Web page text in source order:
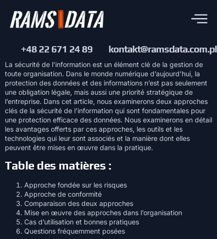
+48 22 671 24 89 kontakt@ramsdata.com.pl
La sécurité de l’information est un élément clé de la gestion de
toute organisation. Dans le monde numérique d’aujourd’hui, la
protection des données et des informations n’est pas seulement
une obligation légale, mais aussi une priorité stratégique de
l’entreprise. Dans cet article, nous examinerons deux approches
clés de la sécurité de l’information qui sont fondamentales pour
une protection efficace des données. Nous examinerons en détail
les avantages offerts par ces approches, les outils et les
technologies qui leur sont associés et la manière dont elles
peuvent être mises en œuvre dans la pratique.
Table des matières :
Approche fondée sur les risques
Approche de conformité
Comparaison des deux approches
Mise en œuvre des approches dans l’organisation
Cas d’utilisation et bonnes pratiques
Questions fréquemment posées